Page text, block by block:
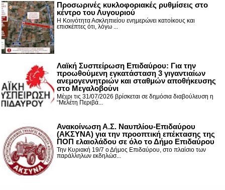
Προσωρινές κυκλοφοριακές ρυθμίσεις στο
κέντρο του Λυγουριού
Η Κοινότητα Ασκληπιείου ενημερώνει κατοίκους και
επισκέπτες ότι, λόγω ...
Λαϊκή Συσπείρωση Επιδαύρου: Για την
προωθούμενη εγκατάσταση 3 γιγαντιαίων
ανεμογεννητριών και σταθμών αποθήκευσης
στο Μεγαλοβούνι
Μέχρι τις 31/07/2026 βρίσκεται σε δημόσια διαβούλευση η
“Μελέτη Περιβά...
Ανακοίνωση Α.Σ. Ναυπλίου-Επιδαύρου
(ΑΚΣΥΝΑ) για την προοπτική επέκτασης της
ΠΟΠ ελαιολάδου σε όλο το Δήμο Επιδαύρου
Την Κυριακή 19/7 ο Δήμος Επιδαύρου, στο πλαίσιο των
παράλληλων εκδηλώσ...